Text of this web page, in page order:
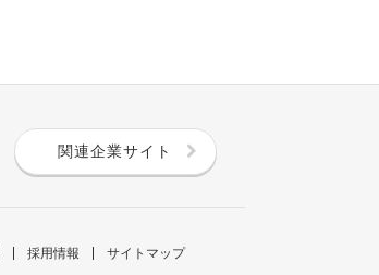
関連企業サイト
採用情報 サイトマップ